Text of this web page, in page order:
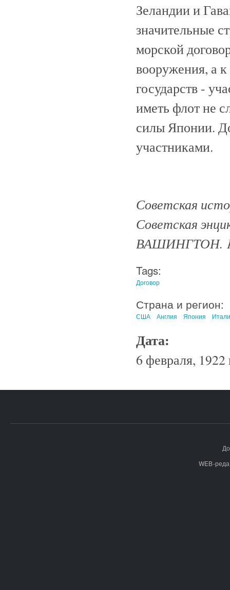
Зеландии и
значительные
морской
вооружения, а
государств -
иметь флот не
силы Японии.
участниками.
Советская
Советская
ВАШИНГТОН.
Tags:
Договор
Страна и регион:
США Англия Япония
Дата:
6 февраля, 1922
WEB-